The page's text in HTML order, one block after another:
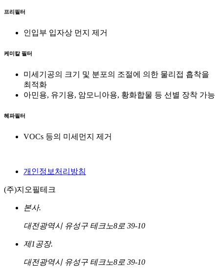
프리필터
인입부 입자상 먼지 제거
케미칼 필터
미세기공의 크기 및 분포의 조절에 의한 물리접 흡착을
최적화
아민용, 유기용, 암모니아용, 황화합물 등 선별 장착 가능
헤파필터
VOCs 등의 미세먼지 제거
개인정보처리방침
(주)지오필테크
본사.
대전광역시 유성구 테크노8로 39-10
제1공장.
대전광역시 유성구 테크노8로 39-10